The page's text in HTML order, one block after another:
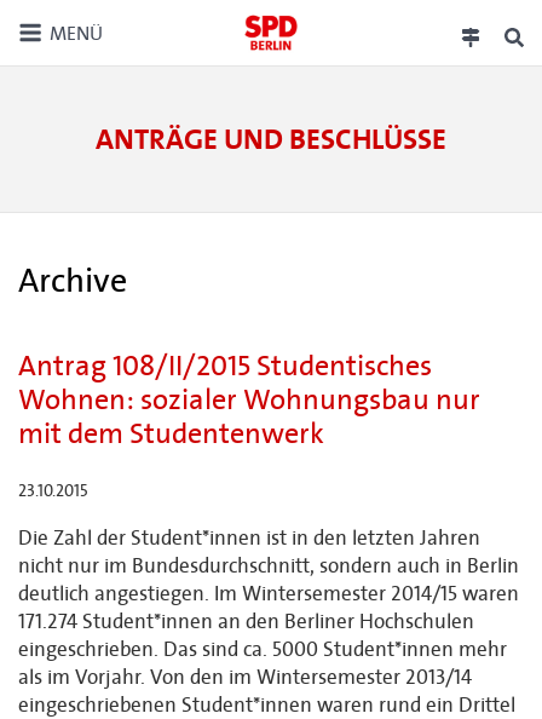
MENÜ
ANTRÄGE UND BESCHLÜSSE
Archive
Antrag 108/II/2015 Studentisches
Wohnen: sozialer Wohnungsbau nur
mit dem Studentenwerk
23.10.2015
Die Zahl der Student*innen ist in den letzten Jahren
nicht nur im Bundesdurchschnitt, sondern auch in Berlin
deutlich angestiegen. Im Wintersemester 2014/15 waren
171.274 Student*innen an den Berliner Hochschulen
eingeschrieben. Das sind ca. 5000 Student*innen mehr
als im Vorjahr. Von den im Wintersemester 2013/14
eingeschriebenen Student*innen waren rund ein Drittel